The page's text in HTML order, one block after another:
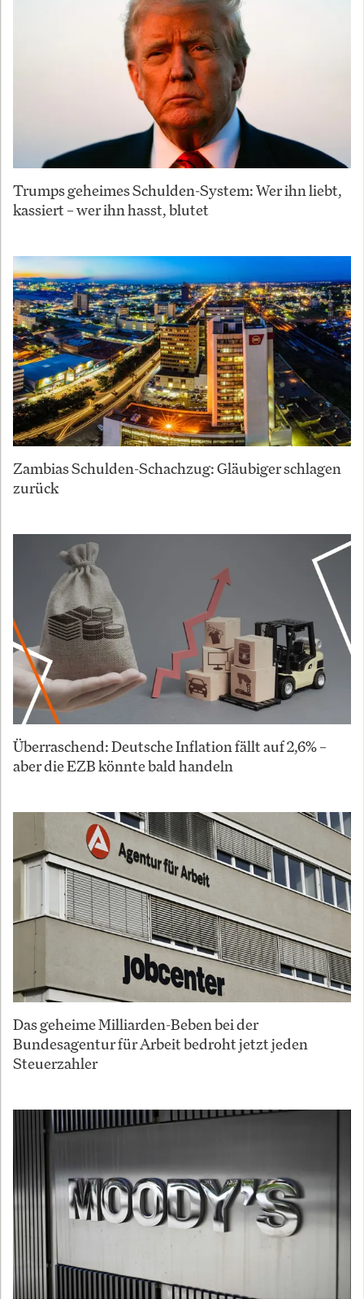
Trumps geheimes Schulden-System: Wer ihn liebt,
kassiert – wer ihn hasst, blutet
Zambias Schulden-Schachzug: Gläubiger schlagen
zurück
Überraschend: Deutsche Inflation fällt auf 2,6% –
aber die EZB könnte bald handeln
Das geheime Milliarden-Beben bei der
Bundesagentur für Arbeit bedroht jetzt jeden
Steuerzahler